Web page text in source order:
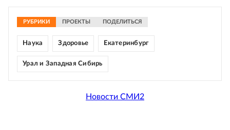
РУБРИКИ ПРОЕКТЫ ПОДЕЛИТЬСЯ
Наука Здоровье Екатеринбург
Урал и Западная Сибирь
Новости СМИ2